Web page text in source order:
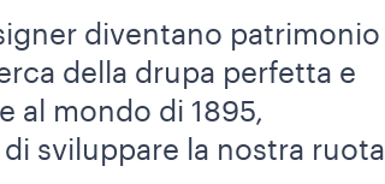
diventano patrimonio
della drupa perfetta e
al mondo di 1895,
sviluppare la nostra ruota